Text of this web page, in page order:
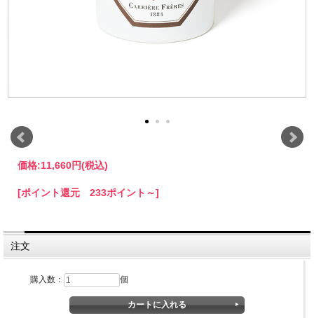
価格:11,660円(税込)
[ポイント還元 233ポイント～]
注文
購入数： 個